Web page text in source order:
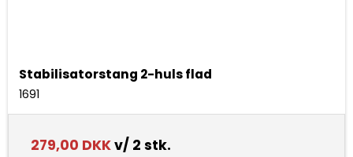
Stabilisatorstang 2-huls flad
1691
279,00 DKKv/ 2 stk.